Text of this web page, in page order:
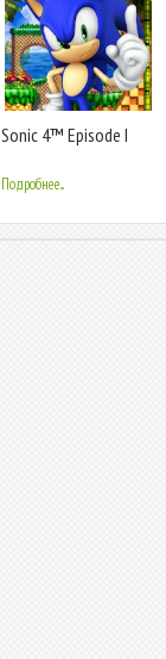
Sonic 4™ Episode I
Подробнее...